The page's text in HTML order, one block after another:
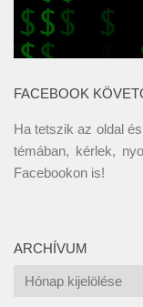
FACEBOOK
Ha tetszik az oldal
témában, kérlek,
Facebookon is!
ARCHÍVUM
Archívum